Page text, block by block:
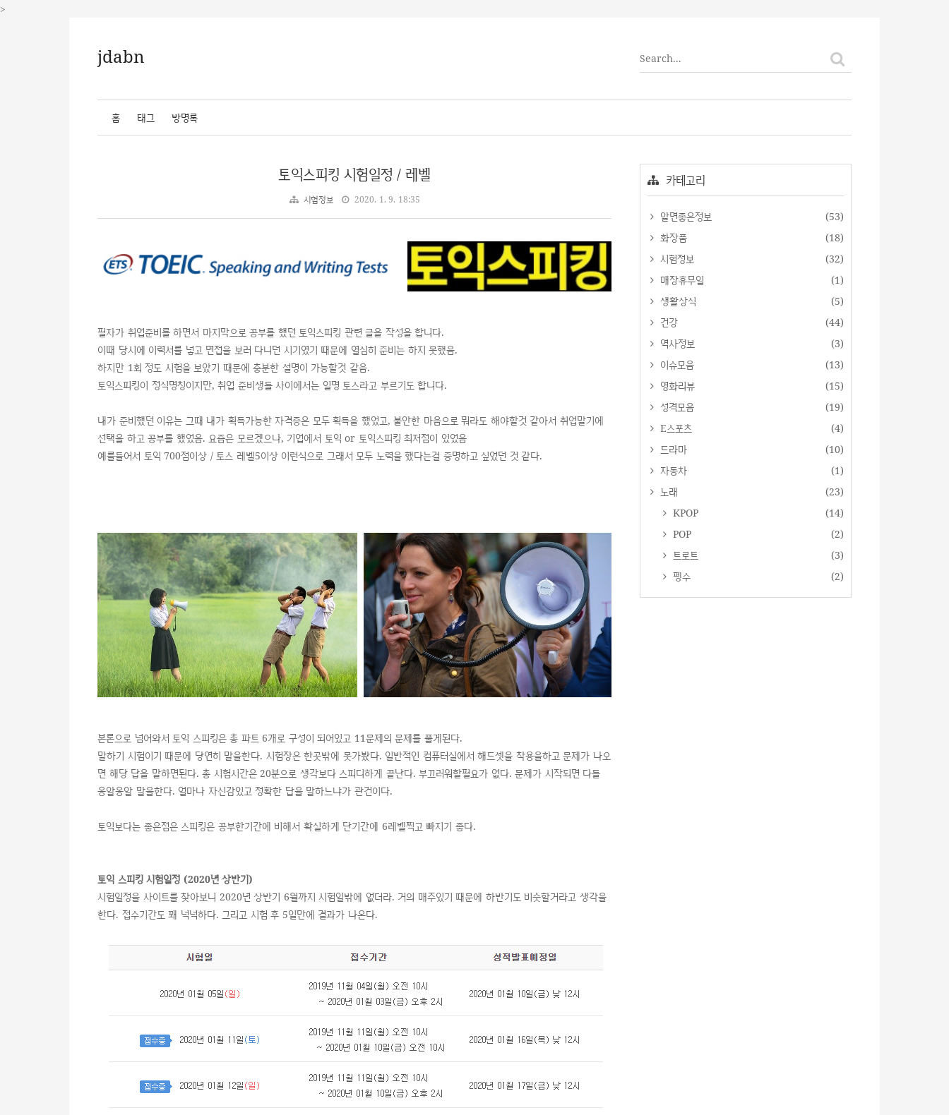
>
jdabn
홈 태그 방명록
토익스피킹 시험일정 / 레벨
시험정보 2020. 1. 9. 18:35
필자가 취업준비를 하면서 마지막으로 공부를 했던 토익스피킹 관련 글을 작성을 합니다.
이때 당시에 이력서를 넣고 면접을 보러 다니던 시기였기 때문에 열심히 준비는 하지 못했음.
하지만 1회 정도 시험을 보았기 때문에 충분한 설명이 가능할것 같음.
토익스피킹이 정식명칭이지만, 취업 준비생들 사이에서는 일명 토스라고 부르기도 합니다.
내가 준비했던 이유는 그때 내가 획득가능한 자격증은 모두 획득을 했었고, 불안한 마음으로 뭐라도 해야할것 같아서 취업말기에
선택을 하고 공부를 했었음. 요즘은 모르겠으나, 기업에서 토익 or 토익스피킹 최저점이 있었음
예를들어서 토익 700점이상 / 토스 레벨5이상 이런식으로 그래서 모두 노력을 했다는걸 증명하고 싶었던 것 같다.
본론으로 넘어와서 토익 스피킹은 총 파트 6개로 구성이 되어있고 11문제의 문제를 풀게된다.
말하기 시험이기 때문에 당연히 말을한다. 시험장은 한곳밖에 못가봤다. 일반적인 컴퓨터실에서 해드셋을 착용을하고 문제가 나오
면 해당 답을 말하면된다. 총 시험시간은 20분으로 생각보다 스피디하게 끝난다. 부끄러워할필요가 없다. 문제가 시작되면 다들
옹알옹알 말을한다. 얼마나 자신감있고 정확한 답을 말하느냐가 관건이다.
토익보다는 좋은점은 스피킹은 공부한기간에 비해서 확실하게 단기간에 6레벨찍고 빠지기 좋다.
토익 스피킹 시험일정 (2020년 상반기)
시험일정을 사이트를 찾아보니 2020년 상반기 6월까지 시험일밖에 없더라. 거의 매주있기 때문에 하반기도 비슷할거라고 생각을
한다. 접수기간도 꽤 넉넉하다. 그리고 시험 후 5일만에 결과가 나온다.
카테고리
알면좋은정보
(53)
화장품
(18)
시험정보
(32)
매장휴무일
(1)
생활상식
(5)
건강
(44)
역사정보
(3)
이슈모음
(13)
영화리뷰
(15)
성격모음
(19)
E스포츠
(4)
드라마
(10)
자동차
(1)
노래
(23)
KPOP
(14)
POP
(2)
트로트
(3)
펭수
(2)